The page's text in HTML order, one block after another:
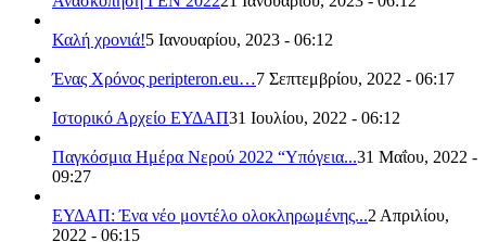
Καλή χρονιά!5 Ιανουαρίου, 2023 - 06:12
Ένας Χρόνος peripteron.eu…7 Σεπτεμβρίου, 2022 - 06:17
Ιστορικό Αρχείο ΕΥΔΑΠ31 Ιουλίου, 2022 - 06:12
Παγκόσμια Ημέρα Νερού 2022 “Υπόγεια...31 Μαΐου, 2022 -
09:27
ΕΥΔΑΠ: Ένα νέο μοντέλο ολοκληρωμένης...2 Απριλίου,
2022 - 06:15